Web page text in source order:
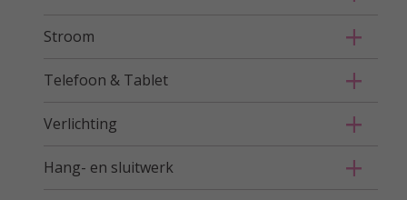
Stroom
Telefoon & Tablet
Verlichting
Hang- en sluitwerk